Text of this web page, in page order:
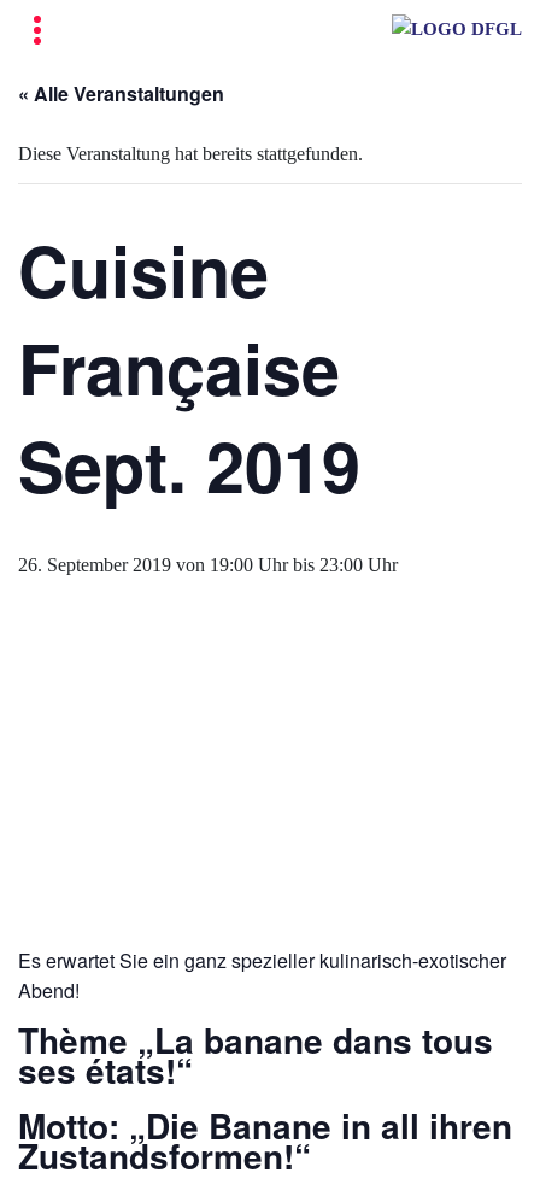
« Alle Veranstaltungen
Diese Veranstaltung hat bereits stattgefunden.
Cuisine
Française
Sept. 2019
26. September 2019 von 19:00 Uhrbis 23:00 Uhr
Es erwartet Sie ein ganz spezieller kulinarisch-exotischer
Abend!
Thème „La banane dans tous
ses états!“
Motto: „Die Banane in all ihren
Zustandsformen!“